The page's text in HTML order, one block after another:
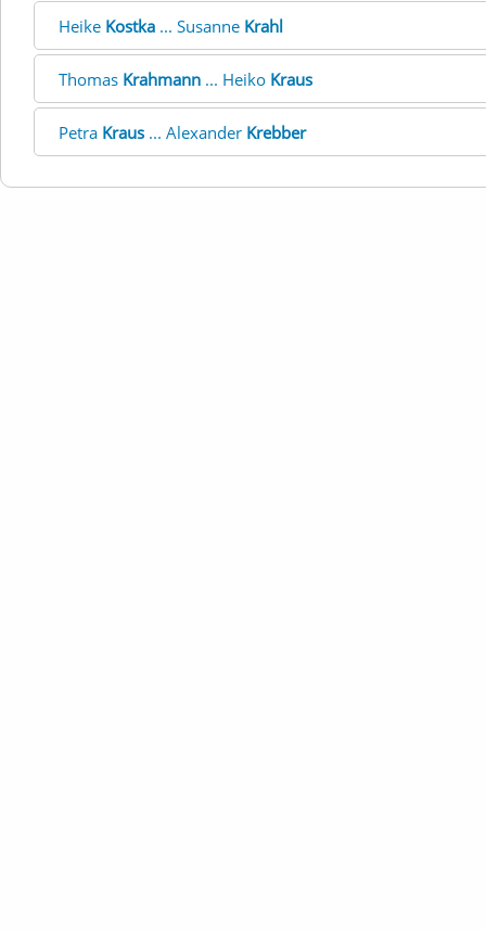
Heike Kostka ... Susanne Krahl
Thomas Krahmann ... Heiko Kraus
Petra Kraus ... Alexander Krebber